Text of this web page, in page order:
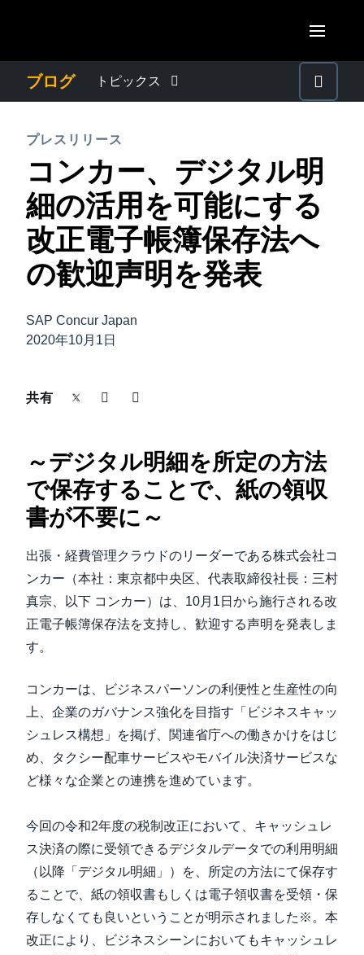
AMERICAS
Canada (Français)
México (Español)
Brasil (Português)
United Kingdom (English)
France (Français)
Deutschland (Deutsch)
Italia (Italiano)
España (Español)
Norway (English)
ASIA PACIFIC
Australia (English)
India (English)
日本（日本語)
ブログ トピックス
プレスリリース
電子帳簿保存法・インボイス制度
経理・総務の豆知識
出張・経費管理トレンド
導入事例
サステナビリティ
働きかた改革
自治体・公共機関・教育機関等
プレスリリース
コンカー、デジタル明
細の活用を可能にする
改正電子帳簿保存法へ
の歓迎声明を発表
SAP Concur Japan
2020年10月1日
共有
～デジタル明細を所定の方法
で保存することで、紙の領収
書が不要に～
出張・経費管理クラウドのリーダーである株式会社コ
ンカー（本社：東京都中央区、代表取締役社長：三村
真宗、以下 コンカー）は、10月1日から施行される改
正電子帳簿保存法を支持し、歓迎する声明を発表しま
す。
コンカーは、ビジネスパーソンの利便性と生産性の向
上、企業のガバナンス強化を目指す「ビジネスキャッ
シュレス構想」を掲げ、関連省庁への働きかけをはじ
め、タクシー配車サービスやモバイル決済サービスな
ど様々な企業との連携を進めています。
今回の令和2年度の税制改正において、キャッシュレ
ス決済の際に受領できるデジタルデータでの利用明細
（以降「デジタル明細」）を、所定の方法にて保存す
ることで、紙の領収書もしくは電子領収書を受領・保
存しなくても良いということが明示されました※。本
改正により、ビジネスシーンにおいてもキャッシュレ